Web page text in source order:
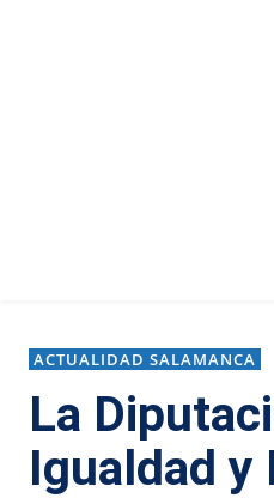
ACTUALIDAD SALAMANCA
La
Igualdad y